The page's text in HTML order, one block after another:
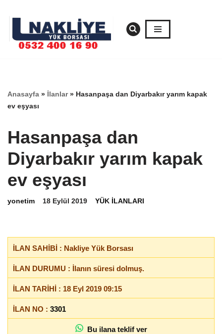
geç
Anasayfa » İlanlar» Hasanpaşa dan Diyarbakır yarım kapak
ev eşyası
Hasanpaşa dan
Diyarbakır yarım kapak
ev eşyası
yonetim 18 Eylül 2019 YÜK İLANLARI
İLAN SAHİBİ : Nakliye Yük Borsası
İLAN DURUMU : İlanın süresi dolmuş.
İLAN TARİHİ : 18 Eyl 2019 09:15
İLAN NO : 3301
Bu ilana teklif ver